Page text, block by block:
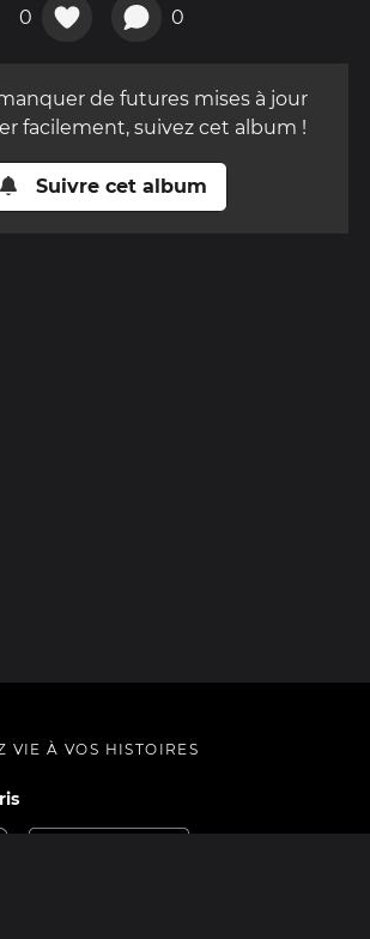
0 0
de futures mises à jour
facilement, suivez cet album !
Suivre cet album
VIE À VOS HISTOIRES